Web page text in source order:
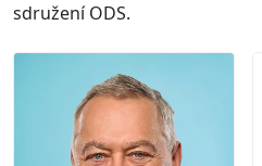
sdružení ODS.